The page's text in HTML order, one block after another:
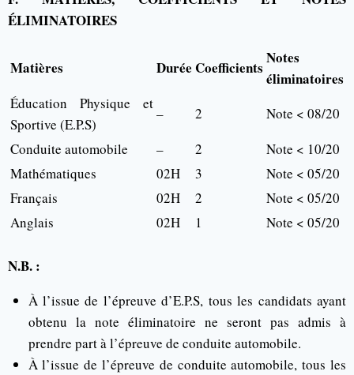
ÉLIMINATOIRES
Matières Durée Coefficients
Notes
éliminatoires
Éducation Physique et
Sportive (E.P.S)
– 2
Note < 08/20
Conduite automobile
– 2
Note < 10/20
Mathématiques
02H 3
Note < 05/20
Français
02H 2
Note < 05/20
Anglais
02H 1 Note < 05/20
N.B. :
À l’issue de l’épreuve d’E.P.S, tous les candidats ayant
obtenu la note éliminatoire ne seront pas admis à
prendre part à l’épreuve de conduite automobile.
À l’issue de l’épreuve de conduite automobile, tous les